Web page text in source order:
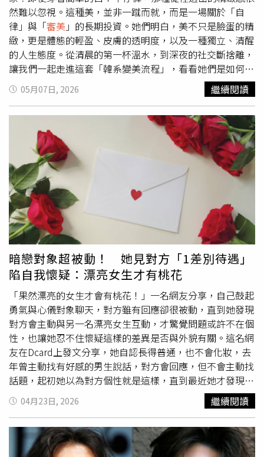
即可兌換領取。該海報採用300磅進口米色象牙卡製作，搭
配全UV墨、白墨＋四色工藝印刷，具防褪色、防潑水與防
潮效果，完美保留原木紙漿的細緻手感與溫潤質地，極具收
藏價值。此外，最受矚目的一系列「40週年紀念」大師深度
講堂場，首週末將搶先於5月24日（日）在光點華山電影館
起跑，首波特別邀請資深影評人聞天祥老師主持映後，以
「從布拉格廣場到北京紫禁城：1980年代的電影往事」為
主題帶領影迷重溫經典。該場次將於今日（20日）下午3點
起於光點華山現場與官網同步正式開賣，歷史性的一刻，影
迷務必準時手刀開搶。更多大師深度講堂場陸續將
於 5/30 、 6/7 在西門國賓大戲院、大巨蛋秀泰影城登場。
尊龍（右起）神秘而高貴的氣質讓合作演員陳沖和鄔君梅著
迷。（圖／甲上提供）
ORBIS澄淨卸妝油120ml／780元（圖／品牌提供）最近在
Olive Young賣到翻掉的韓系品牌FULLY也正式登台，尤其
這款綠番茄卸妝油因為啦啦隊女神李多慧的真實推薦，瞬間
成為Threads上的熱門話題！它主打利用綠番茄裡的番茄鹼
來對付鬆弛毛孔，搭配BHA成分溫和軟化角質，特別適合台
灣這種濕熱氣候，能把毛孔裡的頑固油垢清得一乾二淨。水
感質地推起來完全不悶，融妝速度快到驚人，卻不會帶走肌
膚該有的水分，洗完後整張臉透亮得像喝飽水。這種純素植
萃的純淨保養力，讓卸妝不再只是為了清潔，更是幫肌膚重
啟平衡、重現自然原生的健康狀態。FULLY綠番茄卸妝油
250ml／900元（圖／品牌提供）
然難以忽視。這種美，並非一蹴而就，而是一場關於「自
律」與「審美 」的長期投資。她們明白，美不只是臉蛋的精
緻，更是體態的輕盈、皮膚的透明度，以及一種獨立、清醒
的人生態度。從清晨的第一杯溫水，到深夜的社交斷捨離，
讓我們一起走進這套「韓系變美流程」，看看她們是如何精
準地重塑自我，養出那份令人嚮往的氛圍美。晨晚儀式感：
5 分鐘拉伸與代謝密碼韓國女生的變美流程從睜眼那一刻就
已經啟動。清晨的 5 分鐘全身拉伸能喚醒沉睡的肌肉，改善
循環並消除夜間水腫。隨後一杯空腹溫開水，不僅能潤澤腸
胃，更是啟動整日代謝的關鍵。這套流程同樣延伸至睡前，
透過溫和的拉筋舒緩一整天的緊繃，預防脂肪堆積。這種對
體態細微變化的覺察，是她們能長年維持輕盈感的基石。
（圖／取自 somin_jj IG）人生斷捨離：戒掉戀愛腦與無效
社交真正的變美，是從「情緒管理」開始。韓系女生近年盛
行「清醒美學」——徹底戒掉拖累自己的戀愛腦，拒絕那些
消耗能量的無效社交。當妳不再把情緒寄託在他人身上，而
是將所有的時間與預算投射回自己身上時，那種從容、自信
的眼神，才是最高級的保養品。專注於自我成長的女性，自
然會散發出一種不可侵犯的高級氣場。（圖／取自 somin_jj
IG）精準護膚不盲目：守住皮膚的「透明感」在美妝大國，
她們早已度過了大樣試錯的階段，現在追求的是「精準護
膚」。了解自己的膚質需求，不盲目追求高濃度或多步驟。
白天，「全臉防曬」是鐵律，無論室內室外，防曬是抗老與
維持膚色均勻的底線。晚上則專注於屏障修復與深度補水。
這種不堆疊、不過度負擔的護膚邏輯，正是韓劇女主角那種
「掐得出水」透明肌的由來。（圖／取自 somin_jj IG）審
美進化論：尋找最適合的樣子韓國女生非常擅長「進化審
美
」。她們不盲目跟風流行，而是透過不斷嘗試與學習，精
確找出最適合自己的服裝版型、髮型曲度與妝容色調。這是
一個動態的過程，從日常穿搭中觀察比例，從照片中分析妝
容優劣。當妳能精準辨識出自己是「清冷系」還是「甜美
系」，並針對性地強化個人特質，妳就能在人群中脫穎而
05月07日, 2026 繼續閱讀
暗戀對象超被動！ 她見對方「1差別待遇」
陷自我懷疑：漂亮女生才有桃花
「果然漂亮的女生才會有桃花！」一名網友分享，自己鼓起
勇氣與心儀對象聊天，對方雖有回應卻很被動，直到她發現
對方會主動與另一名漂亮女生互動，才驚覺問題或許不在個
性，也讓她忍不住懷疑這樣的差異是否與外貌有關。這名網
友在Dcard上發文分享，她自認長得普通，也不會化妝，去
年曾主動找有好感的男生說話，對方會回應，但不會主動找
話題，起初她以為對方個性就是這樣，直到最近她才發現，
對方其實會一直找一位很會打扮的漂亮女生說話，「我才知
道他不是被動的人，對於他喜歡的女生，是可以很主動
的。」原PO無奈道，自己曾被許多長輩稱讚漂亮、清秀，
也被其他單位的主管誇獎「真的好漂亮喔，不要總是戴口罩
啦」，但她仍忍不住思考，她是不是沒有長在自己及年輕人
04月23日, 2026 繼續閱讀